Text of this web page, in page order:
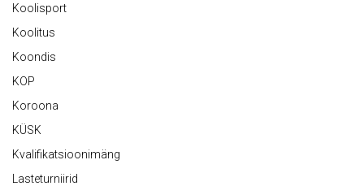
Koolisport
Koolitus
Koondis
KOP
Koroona
KÜSK
Kvalifikatsioonimäng
Lasteturniirid